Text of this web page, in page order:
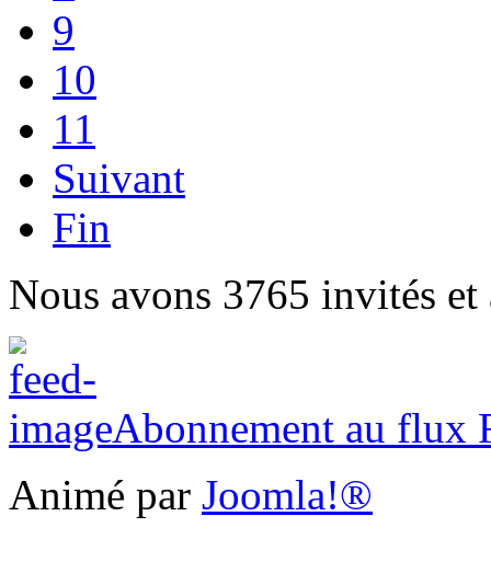
9
10
11
Suivant
Fin
Nous avons 3765 invités
Abonnement au flux
Animé par Joomla!®